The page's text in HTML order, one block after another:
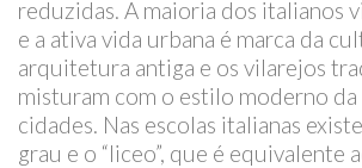
reduzidas. A maioria dos italianos
e a ativa vida urbana é marca da
arquitetura antiga e os vilarejos
misturam com o estilo moderno da
cidades. Nas escolas italianas
grau e o “liceo”, que é equivalente